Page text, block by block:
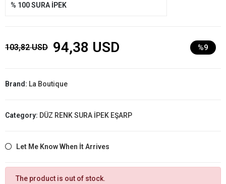
% 100 SURA İPEK
103,82 USD 94,38 USD %9
Brand: La Boutique
Category: DÜZ RENK SURA İPEK EŞARP
Let Me Know When İt Arrives
The product is out of stock.